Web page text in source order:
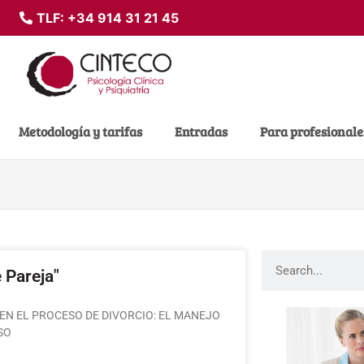
TLF: +34 914 31 21 45
Metodología y tarifas Entradas Para
EL PROCESO DE DIVORCIO: EL MANEJO